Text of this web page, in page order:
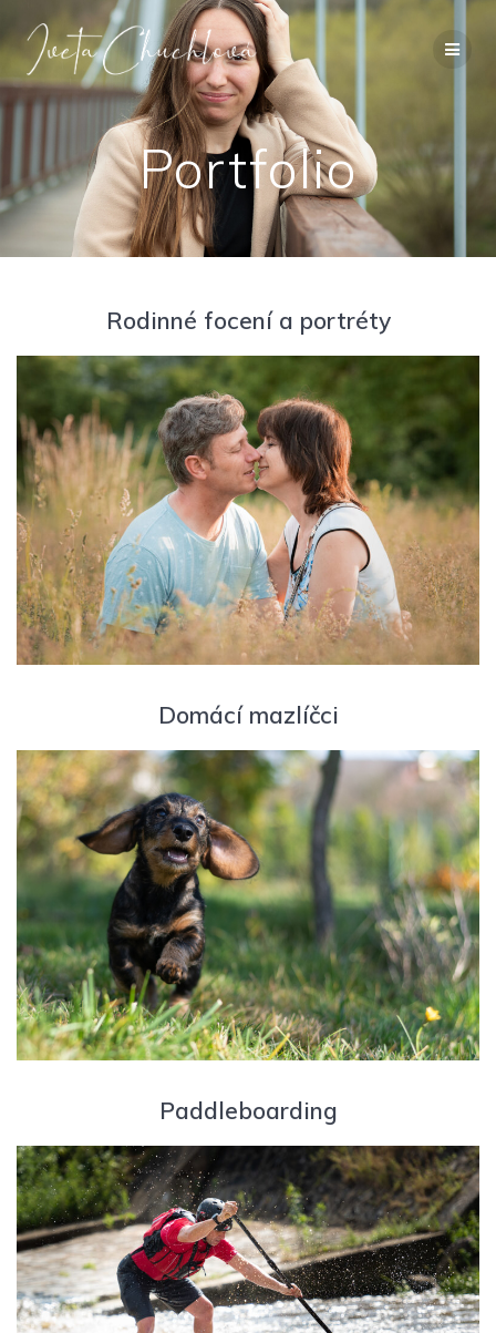
Přeskočit
na
obsah
Portfolio
Rodinné focení a portréty
Domácí mazlíčci
Paddleboarding